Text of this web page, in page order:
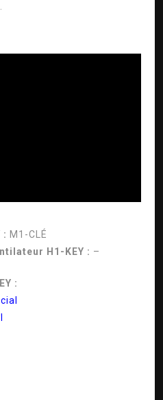
: M1-CLÉ
H1-KEY : –
: